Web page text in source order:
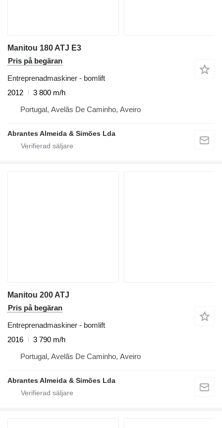
Manitou 180 ATJ E3
Pris på begäran
Entreprenadmaskiner - bomlift
2012
3 800 m/h
Portugal, Avelãs De Caminho, Aveiro
Abrantes Almeida & Simões Lda
Manitou 200 ATJ
Pris på begäran
Entreprenadmaskiner - bomlift
2016
3 790 m/h
Portugal, Avelãs De Caminho, Aveiro
Abrantes Almeida & Simões Lda